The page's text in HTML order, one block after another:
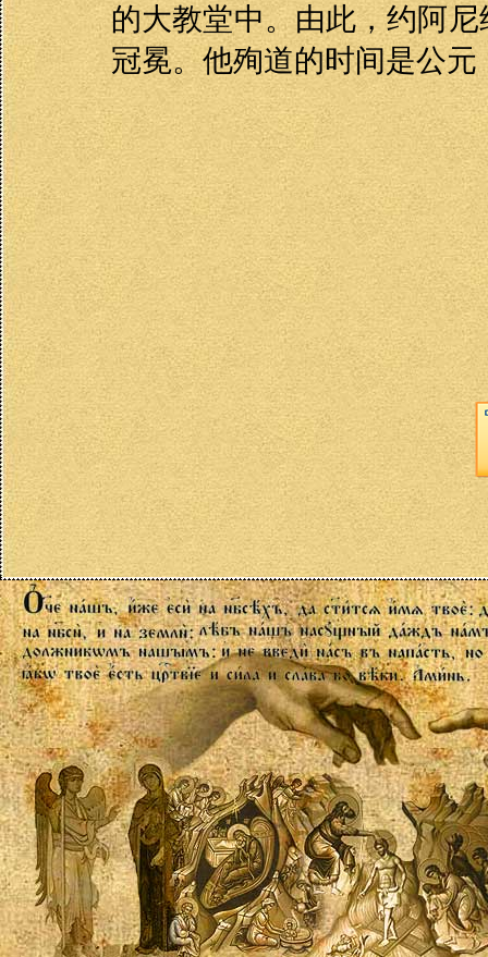
的大教堂中。由此，约阿
冠冕。他殉道的时间是公元